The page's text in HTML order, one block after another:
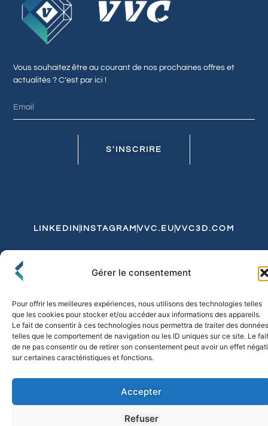
Gérer le consentement
Pour offrir les meilleures expériences, nous utilisons des technologies telles
que les cookies pour stocker et/ou accéder aux informations des appareils.
Le fait de consentir à ces technologies nous permettra de traiter des données
telles que le comportement de navigation ou les ID uniques sur ce site. Le fait
de ne pas consentir ou de retirer son consentement peut avoir un effet
sur certaines caractéristiques et fonctions.
Accepter
Refuser
Vous souhaitez être au courant de nos prochaines offres et
actualités ? C’est par ici !
S'INSCRIRE
LINKEDIN INSTAGRAM VVC.EU VVC3D.COM
Politique de Confidentialité et de CookiesExpédition et Livraison
© 2026 FLO & CO. All Rights Reserved